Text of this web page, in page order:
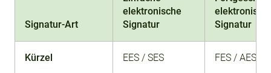
Signatur-Art
elektronische
Signatur
Signatur
Kürzel EES / SES FES / AES